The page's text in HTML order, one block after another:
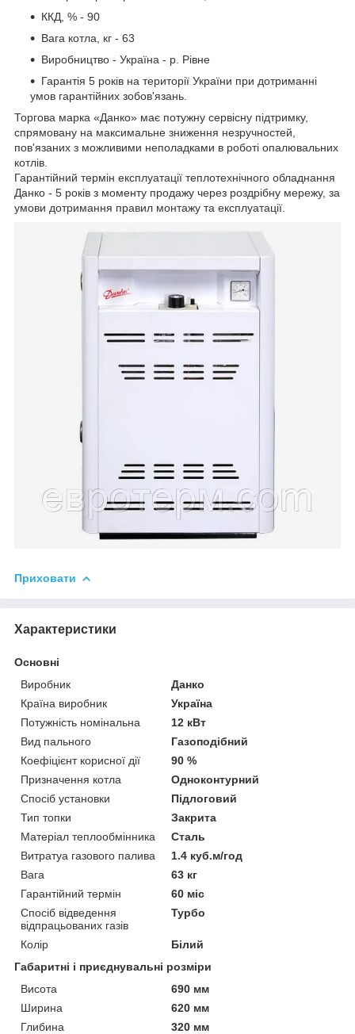
ККД, % - 90
Вага котла, кг - 63
Виробництво - Україна - р. Рівне
Гарантія 5 років на території України при дотриманні
умов гарантійних зобов'язань.
Торгова марка «Данко» має потужну сервісну підтримку,
спрямовану на максимальне зниження незручностей,
пов'язаних з можливими неполадками в роботі опалювальних
котлів.
Гарантійний термін експлуатації теплотехнічного обладнання
Данко - 5 років з моменту продажу через роздрібну мережу, за
умови дотримання правил монтажу та експлуатації.
Приховати
Характеристики
Основні
Виробник
Данко
Країна виробник
Україна
Потужність номінальна
12 кВт
Вид пального
Газоподібний
Коефіцієнт корисної дії
90 %
Призначення котла
Одноконтурний
Спосіб установки
Підлоговий
Тип топки
Закрита
Матеріал теплообмінника
Сталь
Витратуа газового палива
1.4 куб.м/год
Вага
63 кг
Гарантійний термін
60 міс
Спосіб відведення
відпрацьованих газів
Турбо
Колір
Білий
Габаритні і приєднувальні розміри
Висота
690 мм
Ширина
620 мм
Глибина
320 мм